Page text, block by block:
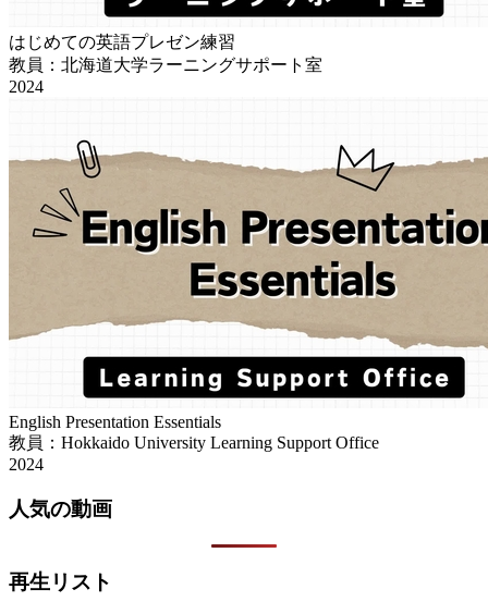
はじめての英語プレゼン練習
教員：北海道大学ラーニングサポート室
2024
English Presentation Essentials
教員：Hokkaido University Learning Support Office
2024
人気の動画
再生リスト